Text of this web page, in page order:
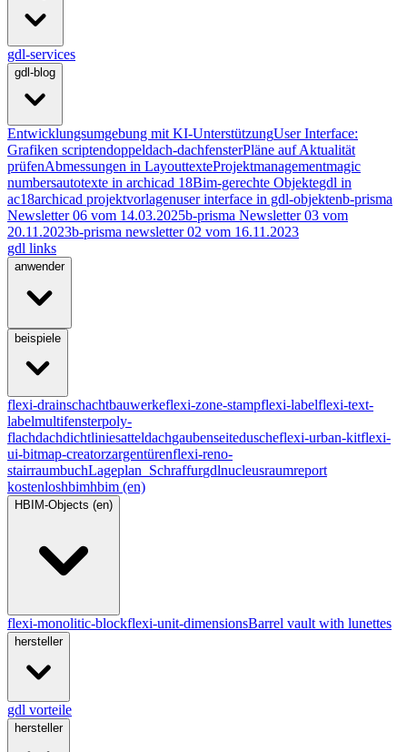
gdl-services
gdl-blog
Entwicklungsumgebung mit KI-UnterstützungUser Interface:
Grafiken scriptendoppeldach-dachfensterPläne auf Aktualität
prüfenAbmessungen in LayouttexteProjektmanagementmagic
numbersautotexte in archicad 18Bim-gerechte Objektegdl in
ac18archicad projektvorlagenuser interface in gdl-objektenb-prisma
Newsletter 06 vom 14.03.2025b-prisma Newsletter 03 vom
20.11.2023b-prisma newsletter 02 vom 16.11.2023
gdl links
anwender
beispiele
flexi-drainschachtbauwerkeflexi-zone-stampflexi-labelflexi-text-
labelmultifensterpoly-
flachdachdichtliniesatteldachgaubenseiteduscheflexi-urban-kitflexi-
ui-bitmap-creatorzargentürenflexi-reno-
stairraumbuchLageplan_Schraffurgdlnucleusraumreport
kostenloshbimhbim (en)
HBIM-Objects (en)
flexi-monolitic-blockflexi-unit-dimensionsBarrel vault with lunettes
hersteller
gdl vorteile
hersteller